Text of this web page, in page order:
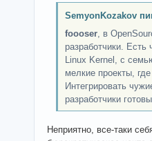
SemyonKozakov
foooser, в
разработчики. Есть
Linux Kernel, с
мелкие проекты,
Интегрировать
разработчики
Неприятно, все-таки